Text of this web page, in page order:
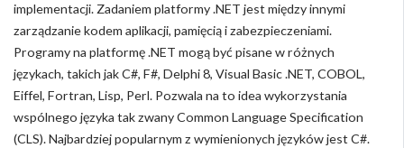
implementacji. Zadaniem platformy .NET jest między innymi
zarządzanie kodem aplikacji, pamięcią i zabezpieczeniami.
Programy na platformę .NET mogą być pisane w różnych
językach, takich jak C#, F#, Delphi 8, Visual Basic .NET, COBOL,
Eiffel, Fortran, Lisp, Perl. Pozwala na to idea wykorzystania
wspólnego języka tak zwany Common Language Specification
(CLS). Najbardziej popularnym z wymienionych języków jest C#.